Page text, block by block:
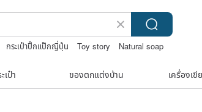
กระเป๋าปิ๊กแป๊กญี่ปุ่น Toy story
Natural soap
เป๋า ของตกแต่งบ้าน เครื่องเขี